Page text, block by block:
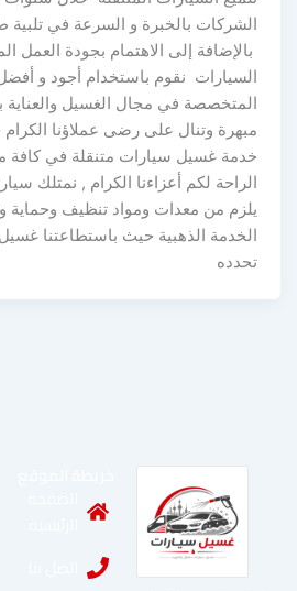
الشركات بالخبرة و السرعة في تلبية
بالإضافة إلى الاهتمام بجودة
السيارات نقوم باستخدام أجود و أفضل
المتخصصة في مجال الغسيل والعناية
مبهرة وتنال على رضى عملاؤنا
خدمة غسيل سيارات متنقلة في كافة
الراحة لكم أعزاءنا الكرام , نمتلك
يلزم من معدات ومواد تنظيف وحماية
الخدمة الذهبية حيث باستطاعتنا
تحدده